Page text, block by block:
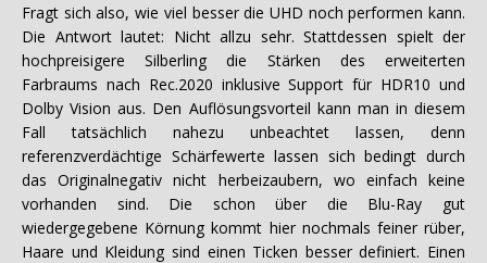
Fragt sich also, wie viel besser die UHD noch performen kann.
Die Antwort lautet: Nicht allzu sehr. Stattdessen spielt der
hochpreisigere Silberling die Stärken des erweiterten
Farbraums nach Rec.2020 inklusive Support für HDR10 und
Dolby Vision aus. Den Auflösungsvorteil kann man in diesem
Fall tatsächlich nahezu unbeachtet lassen, denn
referenzverdächtige Schärfewerte lassen sich bedingt durch
das Originalnegativ nicht herbeizaubern, wo einfach keine
vorhanden sind. Die schon über die Blu-Ray gut
wiedergegebene Körnung kommt hier nochmals feiner rüber,
Haare und Kleidung sind einen Ticken besser definiert. Einen